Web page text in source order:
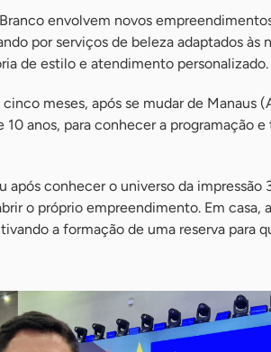
envolvem novos
por serviços de beleza adaptados às
de estilo e atendimento personalizado.
meses, após se mudar de Manaus
10 anos, para conhecer a programação
após conhecer o universo da impressão
o próprio empreendimento. Em casa,
a formação de uma reserva para